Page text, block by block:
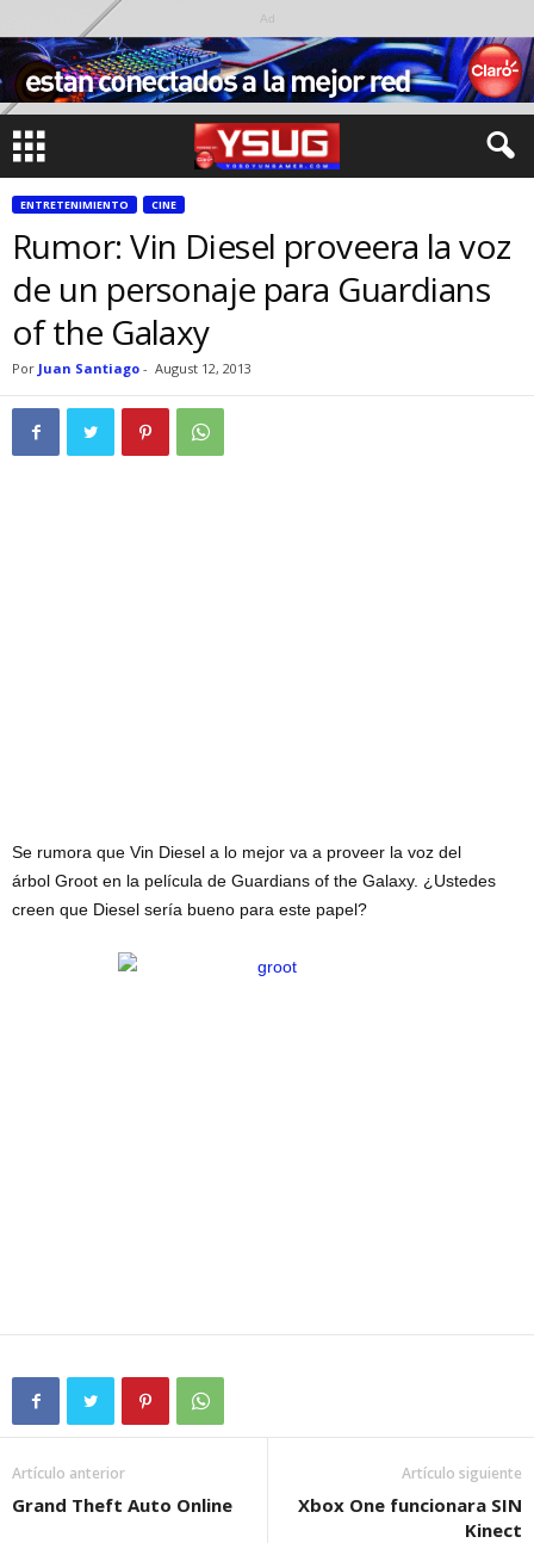
Ad
ENTRETENIMIENTO CINE
Rumor: Vin Diesel proveera la voz
de un personaje para Guardians
of the Galaxy
Por Juan Santiago - August 12, 2013
Se rumora que Vin Diesel a lo mejor va a proveer la voz del
árbol Groot en la película de Guardians of the Galaxy. ¿Ustedes
creen que Diesel sería bueno para este papel?
Artículo anterior
Grand Theft Auto Online
Artículo siguiente
Xbox One funcionara SIN
Kinect